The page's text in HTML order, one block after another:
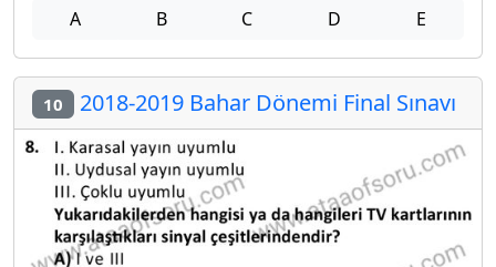
A B C D E
10 2018-2019 Bahar Dönemi Final Sınavı